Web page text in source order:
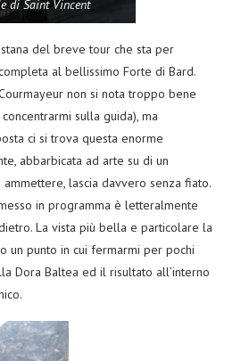
di Saint Vincent
del breve tour che sta per
al bellissimo Forte di Bard.
non si nota troppo bene
sulla guida), ma
ci si trova questa enorme
abbarbicata ad arte su di un
lascia davvero senza fiato.
in programma è letteralmente
La vista più bella e particolare la
un punto in cui fermarmi per pochi
Dora Baltea ed il risultato all’interno